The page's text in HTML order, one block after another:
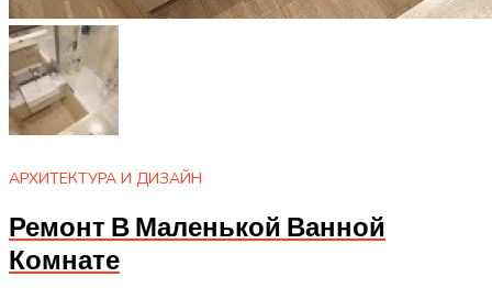
АРХИТЕКТУРА И ДИЗАЙН
Ремонт В Маленькой Ванной
Комнате